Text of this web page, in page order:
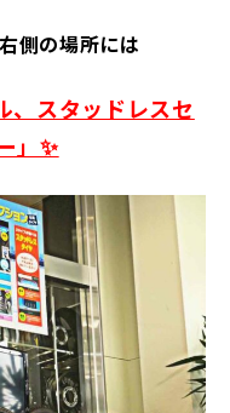
側の場所には
、スタッドレスセ
」✨